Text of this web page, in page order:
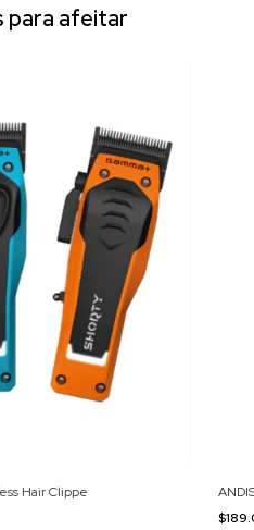
para afeitar
Hair Clippe